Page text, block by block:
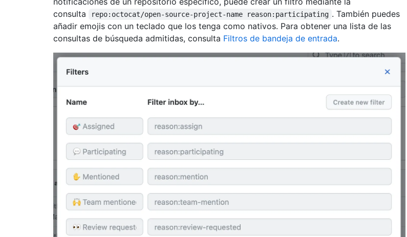
consulta
repo:octocat/open-source-project-name reason:participating . También puedes
añadir emojis con un teclado que los tenga como nativos. Para obtener una lista de las
consultas de búsqueda admitidas, consulta Filtros de bandeja de entrada.